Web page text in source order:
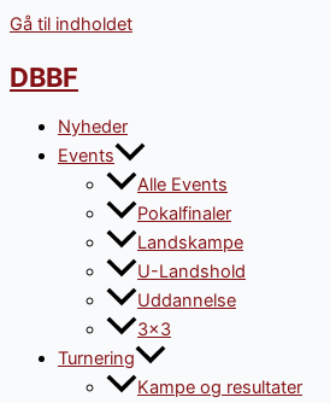
Gå til indholdet
DBBF
Nyheder
Events
Alle Events
Pokalfinaler
Landskampe
U-Landshold
Uddannelse
3×3
Turnering
Kampe og resultater